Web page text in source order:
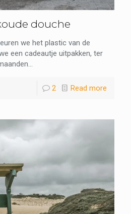
douche
we het plastic van de
een cadeautje uitpakken, ter
2 Read more